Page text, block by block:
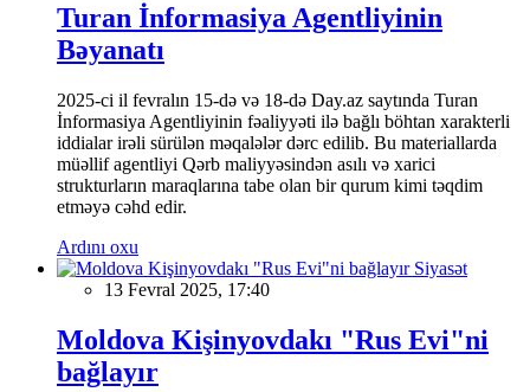
Turan İnformasiya Agentliyinin
Bəyanatı
2025-ci il fevralın 15-də və 18-də Day.az saytında Turan
İnformasiya Agentliyinin fəaliyyəti ilə bağlı böhtan xarakterli
iddialar irəli sürülən məqalələr dərc edilib. Bu materiallarda
müəllif agentliyi Qərb maliyyəsindən asılı və xarici
strukturların maraqlarına tabe olan bir qurum kimi təqdim
etməyə cəhd edir.
Ardını oxu
Siyasət
13 Fevral 2025, 17:40
Moldova Kişinyovdakı "Rus Evi"ni
bağlayır